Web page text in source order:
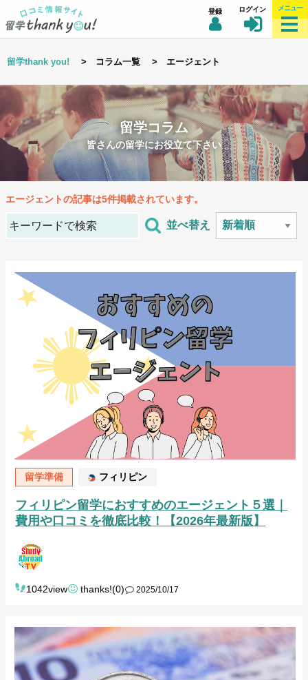
登録 ログイン メニュー
留学thank you! > コラム一覧 > エージェント
留学コラム
皆さんの留学にお役立て下さい
エージェントの記事は5件掲載されています。
並べ替え
留学準備 フィリピン
フィリピン留学におすすめのエージェント５選｜
費用や口コミを徹底比較！【2026年最新版】
1042view thanks!(0) 2025/10/17